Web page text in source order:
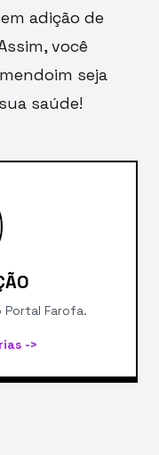
adição de
você
seja
saúde!
Farofa.
->